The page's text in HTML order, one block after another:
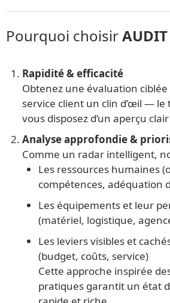
Pourquoi choisirAUDIT
Rapidité & efficacité
Obtenez une évaluation
service client un clin d’œil — le
vous disposez d’un aperçu
Analyse approfondie &
Comme un radar intelligent,
Les ressources humaines
compétences, adéquation
Les équipements et leur
(matériel, logistique,
Les leviers visibles et
(budget, coûts, service)
Cette approche inspirée
pratiques garantit un état